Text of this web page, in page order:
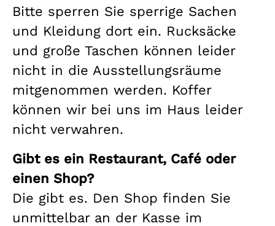
Bitte sperren Sie sperrige Sachen
und Kleidung dort ein. Rucksäcke
und große Taschen können leider
nicht in die Ausstellungsräume
mitgenommen werden. Koffer
können wir bei uns im Haus leider
nicht verwahren.
Gibt es ein Restaurant, Café oder
einen Shop?
Die gibt es. Den Shop finden Sie
unmittelbar an der Kasse im